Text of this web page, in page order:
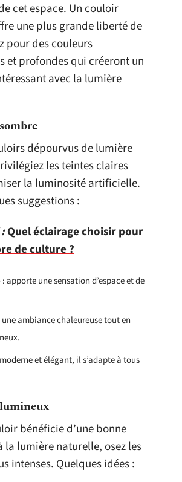
cet espace. Un couloir
une plus grande liberté de
pour des couleurs
et profondes qui créeront un
avec la lumière
dépourvus de lumière
les teintes claires
la luminosité artificielle.
suggestions :
Quel éclairage choisir pour
de culture ?
: apporte une sensation d’espace et de
ambiance chaleureuse tout en
et élégant, il s’adapte à tous
bénéficie d’une bonne
la lumière naturelle, osez les
intenses. Quelques idées :